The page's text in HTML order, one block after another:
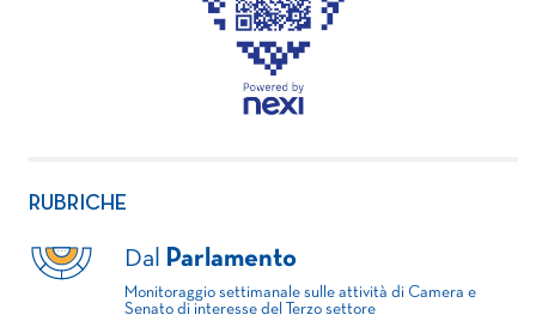
RUBRICHE
Dal Parlamento
Monitoraggio settimanale sulle attività di Camera e
Senato di interesse del Terzo settore